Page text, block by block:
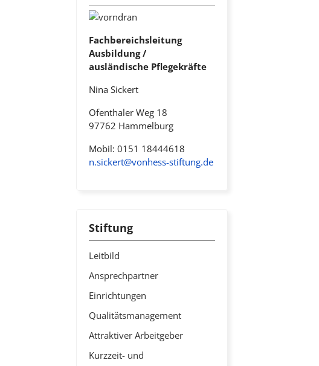
Fachbereichsleitung
Ausbildung /
ausländische Pflegekräfte
Nina Sickert
Ofenthaler Weg 18
97762 Hammelburg
Mobil: 0151 18444618
n.sickert@vonhess-stiftung.de
Stiftung
Leitbild
Ansprechpartner
Einrichtungen
Qualitätsmanagement
Attraktiver Arbeitgeber
Kurzzeit- und